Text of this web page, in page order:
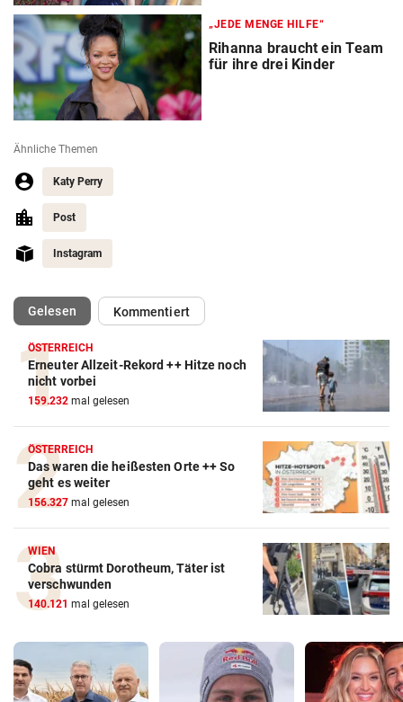
„JEDE MENGE HILFE“
Rihanna braucht ein Team
für ihre drei Kinder
Ähnliche Themen
Katy Perry
Post
Instagram
Gelesen(ausgewählt)Kommentiert
ÖSTERREICH
Erneuter Allzeit-Rekord ++ Hitze noch
nicht vorbei
159.232 mal gelesen
ÖSTERREICH
Das waren die heißesten Orte ++ So
geht es weiter
156.327 mal gelesen
WIEN
Cobra stürmt Dorotheum, Täter ist
verschwunden
140.121 mal gelesen